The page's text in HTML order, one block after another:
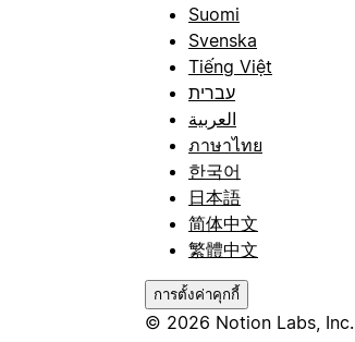
Suomi
Svenska
Tiếng Việt
עברית
العربية
ภาษาไทย
한국어
日本語
简体中文
繁體中文
การตั้งค่าคุกกี้
© 2026 Notion Labs, Inc.